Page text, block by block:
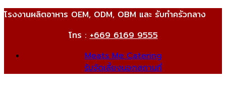
โรงงานผลิตอาหาร OEM, ODM, OBM และ รับทำครัวกลาง
โทร :+669 6169 9555
Meats Me Catering
รับจัดเลี้ยงนอกสถานที่